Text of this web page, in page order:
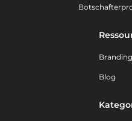
Blog